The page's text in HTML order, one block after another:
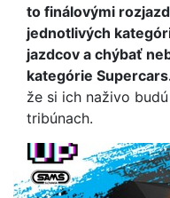
to finálovými
jednotlivých
jazdcov a chýbať
kategórie
že si ich naživo
tribúnach.